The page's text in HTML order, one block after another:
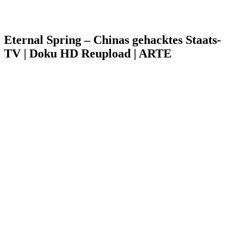
Eternal Spring – Chinas gehacktes Staats-
TV | Doku HD Reupload | ARTE